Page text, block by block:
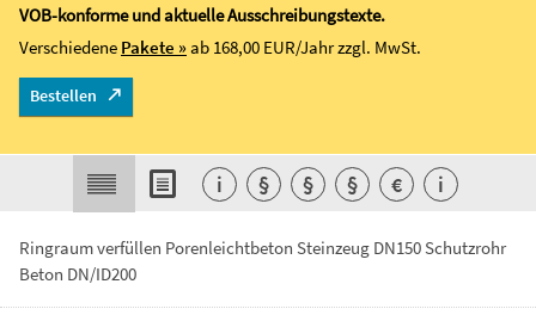
Ringraum verfüllen Porenleichtbeton Steinzeug DN150 Schutzrohr
Beton DN/ID200
VOB-konforme und aktuelle Ausschreibungstexte.
Verschiedene Pakete »ab 168,00 EUR/Jahrzzgl. MwSt.
Bestellen
i § § § € i